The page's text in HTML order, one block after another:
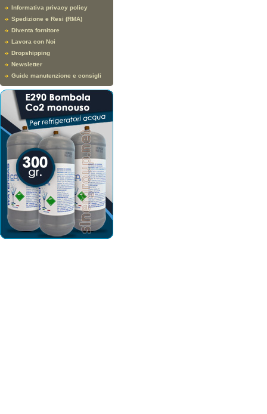
Informativa privacy policy
Spedizione e Resi (RMA)
Diventa fornitore
Lavora con Noi
Dropshipping
Newsletter
Guide manutenzione e consigli